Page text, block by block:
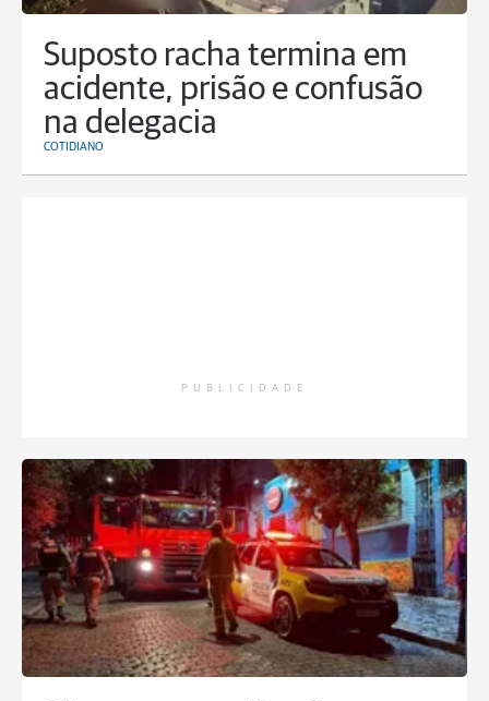
Suposto racha termina em
acidente, prisão e confusão
na delegacia
COTIDIANO
PUBLICIDADE